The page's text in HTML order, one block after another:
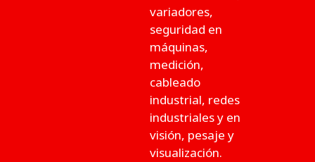
variadores,
seguridad en
máquinas,
medición,
cableado
industrial, redes
industriales y en
visión, pesaje y
visualización.